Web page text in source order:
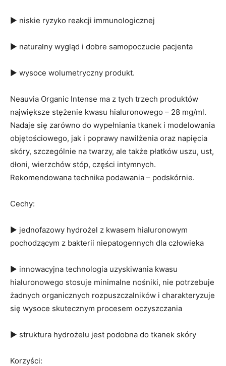
▶ niskie ryzyko reakcji immunologicznej
▶ naturalny wygląd i dobre samopoczucie pacjenta
▶ wysoce wolumetryczny produkt.
Neauvia Organic Intense ma z tych trzech produktów
największe stężenie kwasu hialuronowego – 28 mg/ml.
Nadaje się zarówno do wypełniania tkanek i modelowania
objętościowego, jak i poprawy nawilżenia oraz napięcia
skóry, szczególnie na twarzy, ale także płatków uszu, ust,
dłoni, wierzchów stóp, części intymnych.
Rekomendowana technika podawania – podskórnie.
Cechy:
▶ jednofazowy hydrożel z kwasem hialuronowym
pochodzącym z bakterii niepatogennych dla człowieka
▶ innowacyjna technologia uzyskiwania kwasu
hialuronowego stosuje minimalne nośniki, nie potrzebuje
żadnych organicznych rozpuszczalników i charakteryzuje
się wysoce skutecznym procesem oczyszczania
▶ struktura hydrożelu jest podobna do tkanek skóry
Korzyści: